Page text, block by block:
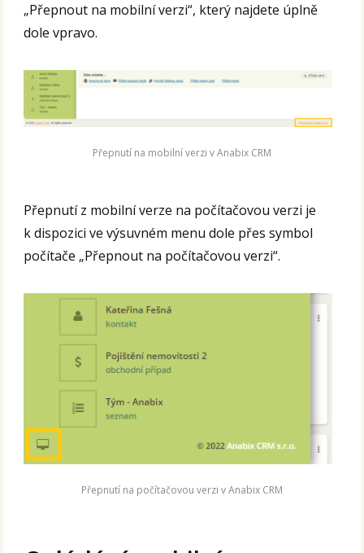
„Přepnout na mobilní verzi“, který najdete úplně
dole vpravo.
Přepnutí na mobilní verzi v Anabix CRM
Přepnutí z mobilní verze na počítačovou verzi je
k dispozici ve výsuvném menu dole přes symbol
počítače „Přepnout na počítačovou verzi“.
Přepnutí na počítačovou verzi v Anabix CRM